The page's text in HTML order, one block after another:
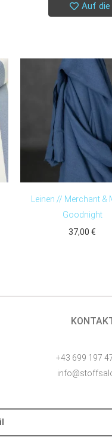
Auf die
Leinen // Merchant &
Goodnight
37,00 €
+43 699 197